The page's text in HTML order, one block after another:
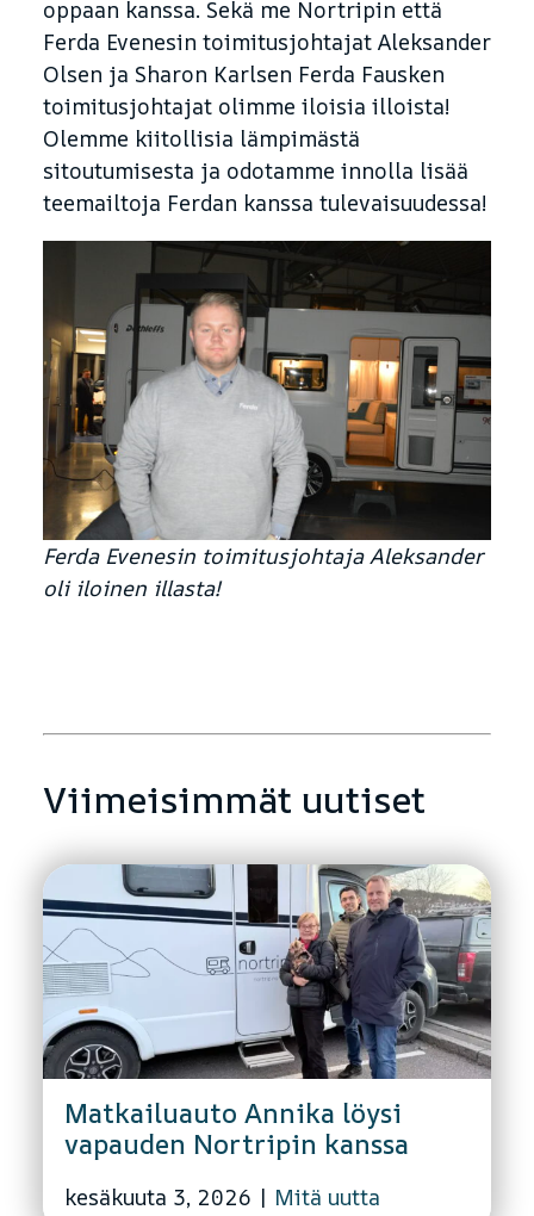
oppaan kanssa. Sekä me Nortripin että
Ferda Evenesin toimitusjohtajat Aleksander
Olsen ja Sharon Karlsen Ferda Fausken
toimitusjohtajat olimme iloisia illoista!
Olemme kiitollisia lämpimästä
sitoutumisesta ja odotamme innolla lisää
teemailtoja Ferdan kanssa tulevaisuudessa!
Ferda Evenesin toimitusjohtaja Aleksander
oli iloinen illasta!
Viimeisimmät uutiset
Matkailuauto Annika löysi
vapauden Nortripin kanssa
kesäkuuta 3, 2026 | Mitä uutta